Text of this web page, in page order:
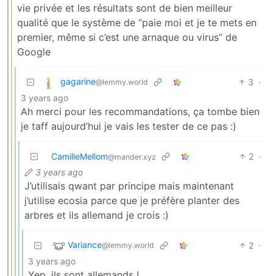
vie privée et les résultats sont de bien meilleur
qualité que le système de “paie moi et je te mets en
premier, même si c’est une arnaque ou virus” de
Google
gagarine@lemmy.world 3 ·
3 years ago
Ah merci pour les recommandations, ça tombe bien
je taff aujourd’hui je vais les tester de ce pas :)
CamilleMellom@mander.xyz 2 ·
3 years ago
J’utilisais qwant par principe mais maintenant
j’utilise ecosia parce que je préfère planter des
arbres et ils allemand je crois :)
Variance@lemmy.world 2 ·
3 years ago